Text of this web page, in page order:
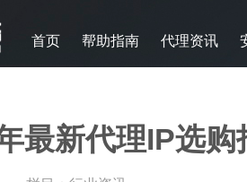
首页 帮助指南 代理资讯
最新代理IP选